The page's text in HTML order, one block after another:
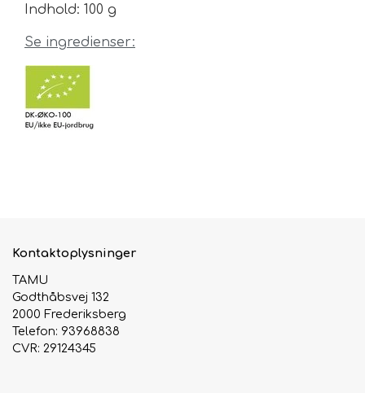
Indhold: 100 g
Se ingredienser:
Kontaktoplysninger
TAMU
Godthåbsvej 132
2000 Frederiksberg
Telefon: 93968838
CVR: 29124345